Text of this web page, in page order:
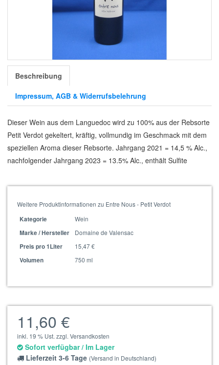
Beschreibung
Impressum, AGB & Widerrufsbelehrung
Dieser Wein aus dem Languedoc wird zu 100% aus der Rebsorte
Petit Verdot gekeltert, kräftig, vollmundig im Geschmack mit dem
speziellen Aroma dieser Rebsorte. Jahrgang 2021 = 14,5 % Alc.,
nachfolgender Jahrgang 2023 = 13.5% Alc., enthält Sulfite
Weitere Produktinformationen zu Entre Nous - Petit Verdot
Kategorie
Wein
Marke / Hersteller
Domaine de Valensac
Preis pro 1Liter
15,47 €
Volumen
750 ml
11,60 €
inkl. 19 % Ust. zzgl. Versandkosten
Sofort verfügbar / Im Lager
Lieferzeit 3-6 Tage (Versand in Deutschland)